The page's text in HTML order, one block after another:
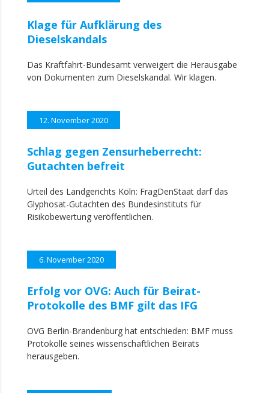
Klage für Aufklärung des
Dieselskandals
Das Kraftfahrt-Bundesamt verweigert die Herausgabe
von Dokumenten zum Dieselskandal. Wir klagen.
12. November 2020
Schlag gegen Zensurheberrecht:
Gutachten befreit
Urteil des Landgerichts Köln: FragDenStaat darf das
Glyphosat-Gutachten des Bundesinstituts für
Risikobewertung veröffentlichen.
6. November 2020
Erfolg vor OVG: Auch für Beirat-
Protokolle des BMF gilt das IFG
OVG Berlin-Brandenburg hat entschieden: BMF muss
Protokolle seines wissenschaftlichen Beirats
herausgeben.